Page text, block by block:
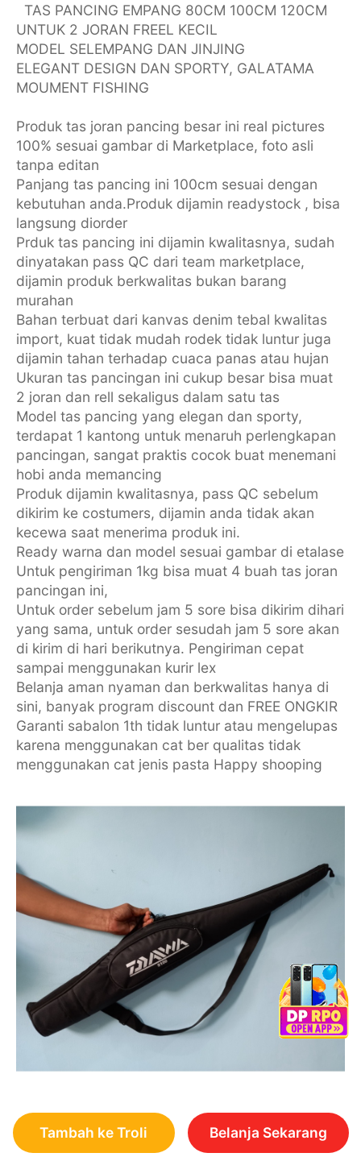
TAS PANCING EMPANG 80CM 100CM 120CM
UNTUK 2 JORAN FREEL KECIL
MODEL SELEMPANG DAN JINJING
ELEGANT DESIGN DAN SPORTY, GALATAMA
MOUMENT FISHING
Produk tas joran pancing besar ini real pictures
100% sesuai gambar di Marketplace, foto asli
tanpa editan
Panjang tas pancing ini 100cm sesuai dengan
kebutuhan anda.Produk dijamin readystock , bisa
langsung diorder
Prduk tas pancing ini dijamin kwalitasnya, sudah
dinyatakan pass QC dari team marketplace,
dijamin produk berkwalitas bukan barang
murahan
Bahan terbuat dari kanvas denim tebal kwalitas
import, kuat tidak mudah rodek tidak luntur juga
dijamin tahan terhadap cuaca panas atau hujan
Ukuran tas pancingan ini cukup besar bisa muat
2 joran dan rell sekaligus dalam satu tas
Model tas pancing yang elegan dan sporty,
terdapat 1 kantong untuk menaruh perlengkapan
pancingan, sangat praktis cocok buat menemani
hobi anda memancing
Produk dijamin kwalitasnya, pass QC sebelum
dikirim ke costumers, dijamin anda tidak akan
kecewa saat menerima produk ini.
Ready warna dan model sesuai gambar di etalase
Untuk pengiriman 1kg bisa muat 4 buah tas joran
pancingan ini,
Untuk order sebelum jam 5 sore bisa dikirim dihari
yang sama, untuk order sesudah jam 5 sore akan
di kirim di hari berikutnya. Pengiriman cepat
sampai menggunakan kurir lex
Belanja aman nyaman dan berkwalitas hanya di
sini, banyak program discount dan FREE ONGKIR
Garanti sabalon 1th tidak luntur atau mengelupas
karena menggunakan cat ber qualitas tidak
menggunakan cat jenis pasta Happy shooping
Tambah ke Troli Belanja Sekarang